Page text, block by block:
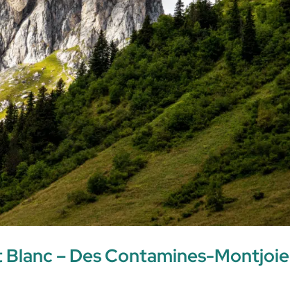
– Des Contamines-Montjoie